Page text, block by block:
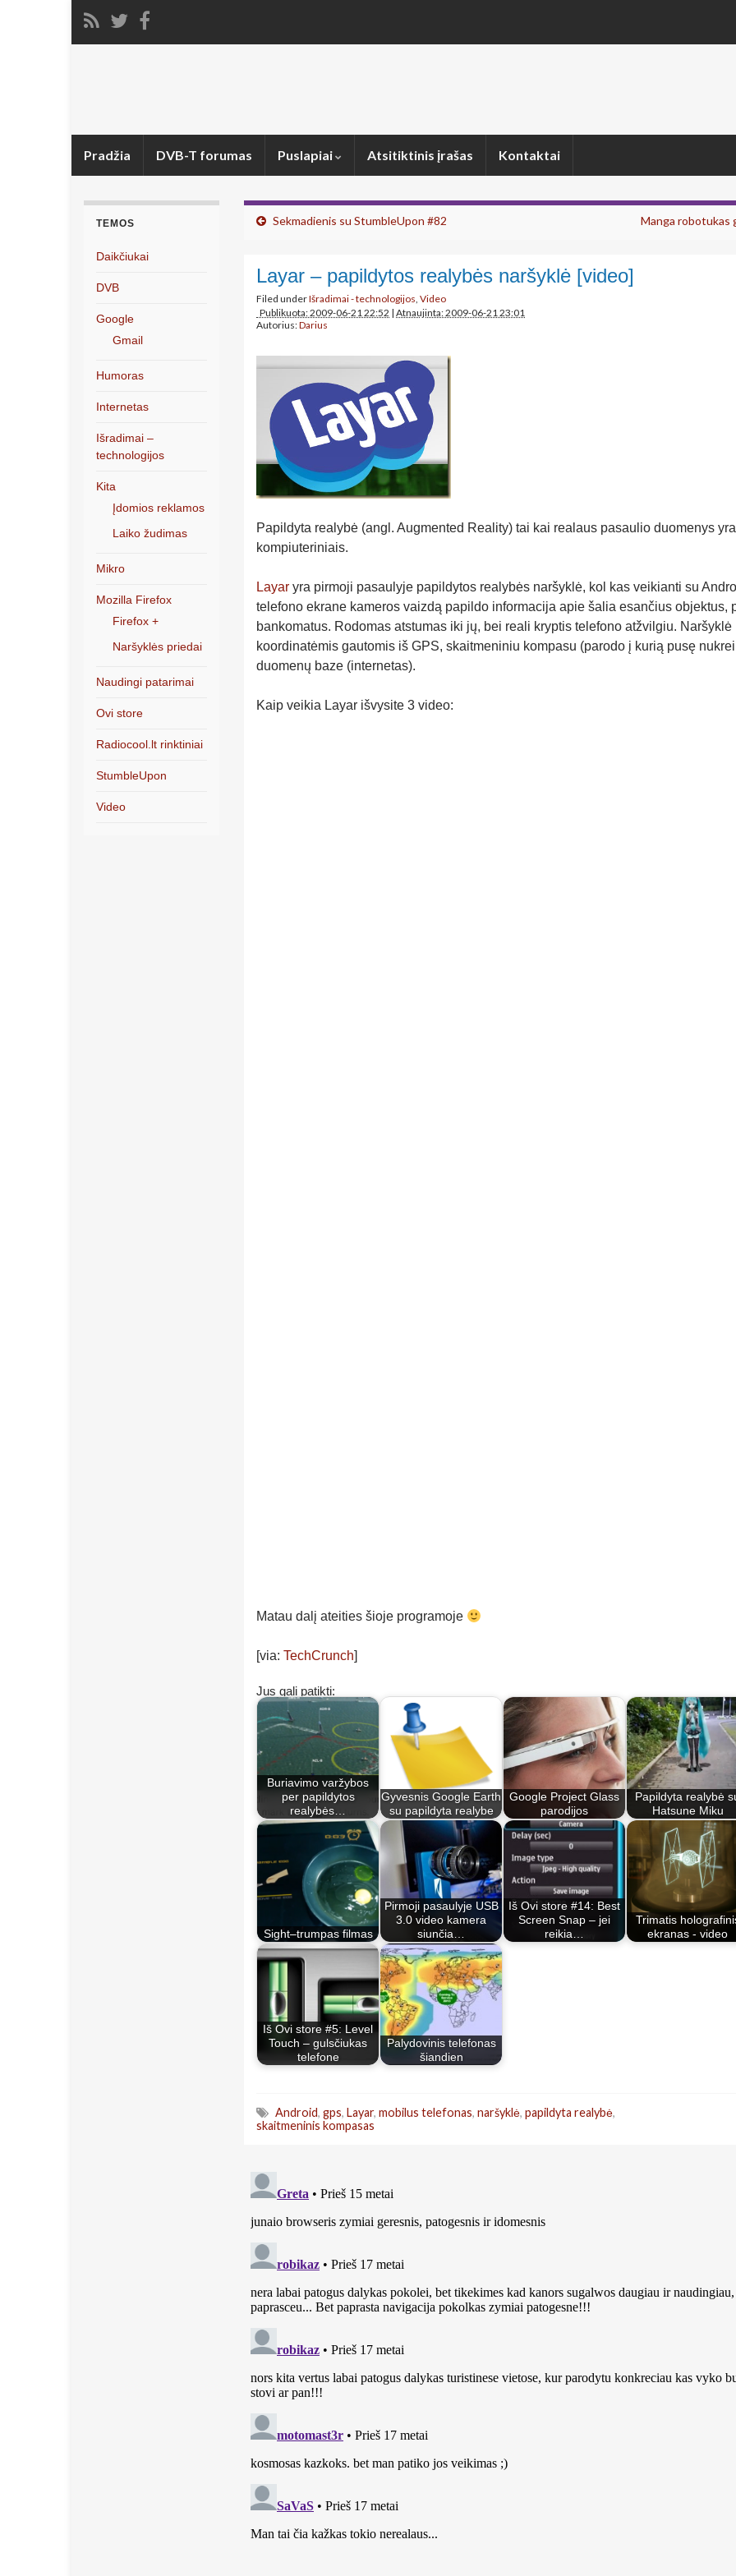
Pradžia DVB-T forumas Puslapiai Atsitiktinis įrašas Kontaktai
Sekmadienis su StumbleUpon #82 Manga robotukas
Layar – papildytos realybės naršyklė [video]
Filed underIšradimai - technologijos, Video
Publikuota: 2009-06-21 22:52 | Atnaujinta: 2009-06-21 23:01
Autorius:Darius
Papildyta realybė (angl. Augmented Reality) tai kai realaus pasaulio duomenys
kompiuteriniais.
Layar yra pirmoji pasaulyje papildytos realybės naršyklė, kol kas veikianti su
telefono ekrane kameros vaizdą papildo informacija apie šalia esančius objektus,
bankomatus. Rodomas atstumas iki jų, bei reali kryptis telefono atžvilgiu. Naršyklė
koordinatėmis gautomis iš GPS, skaitmeniniu kompasu (parodo į kurią pusę
duomenų baze (internetas).
Kaip veikia Layar išvysite 3 video:
Matau dalį ateities šioje programoje
[via: TechCrunch]
Jus gali patikti:
Buriavimo varžybos
per papildytos
realybės…
Gyvesnis Google Earth
su papildyta realybe
Google Project Glass
parodijos
Papildyta realybė
Hatsune Miku
Sight–trumpas filmas
Pirmoji pasaulyje USB
3.0 video kamera
siunčia…
Iš Ovi store #14: Best
Screen Snap – jei
reikia…
Trimatis
ekranas - video
Iš Ovi store #5: Level
Touch – gulsčiukas
telefone
Palydovinis telefonas
šiandien
Android, gps, Layar, mobilus telefonas, naršyklė, papildyta realybė,
skaitmeninis kompasas
TEMOS
Daikčiukai
DVB
Google
Gmail
Humoras
Internetas
Išradimai –
technologijos
Kita
Įdomios reklamos
Laiko žudimas
Mikro
Mozilla Firefox
Firefox +
Naršyklės priedai
Naudingi patarimai
Ovi store
Radiocool.lt rinktiniai
StumbleUpon
Video